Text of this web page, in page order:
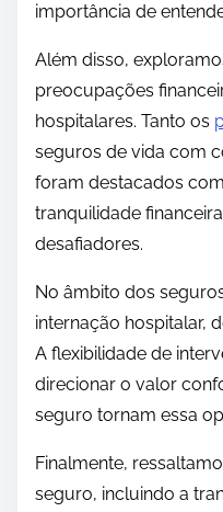
importância de
Além disso,
preocupações
hospitalares. Tanto os
seguros de vida com
foram destacados
tranquilidade
desafiadores.
No âmbito dos
internação hospitalar,
A flexibilidade de
direcionar o valor
seguro tornam essa
Finalmente,
seguro, incluindo a